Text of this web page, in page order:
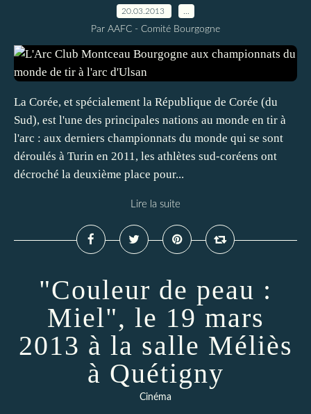
20.03.2013
Par AAFC - Comité Bourgogne
La Corée, et spécialement la République de Corée (du
Sud), est l'une des principales nations au monde en tir à
l'arc : aux derniers championnats du monde qui se sont
déroulés à Turin en 2011, les athlètes sud-coréens ont
décroché la deuxième place pour...
Lire la suite
"Couleur de peau :
Miel", le 19 mars
2013 à la salle Méliès
à Quétigny
Cinéma